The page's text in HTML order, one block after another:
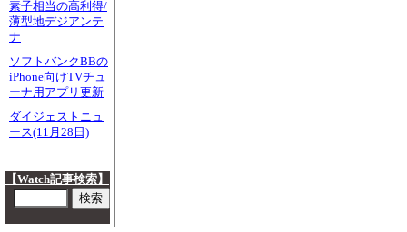
素子相当の高利得/
薄型地デジアンテ
ナ
ソフトバンクBBの
iPhone向けTVチュ
ーナ用アプリ更新
ダイジェストニュ
ース(11月28日)
【Watch記事検索】